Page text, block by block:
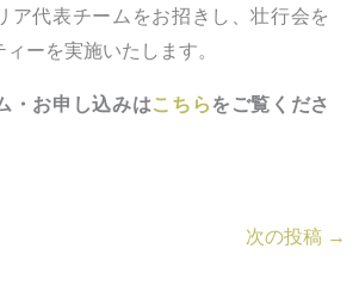
ア代表チームをお招きし、壮行会を
ーを実施いたします。
・お申し込みはこちらをご覧くださ
次の投稿 →